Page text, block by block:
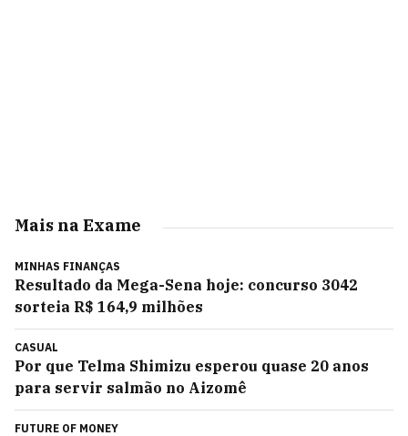
Mais na Exame
MINHAS FINANÇAS
Resultado da Mega-Sena hoje: concurso 3042
sorteia R$ 164,9 milhões
CASUAL
Por que Telma Shimizu esperou quase 20 anos
para servir salmão no Aizomê
FUTURE OF MONEY